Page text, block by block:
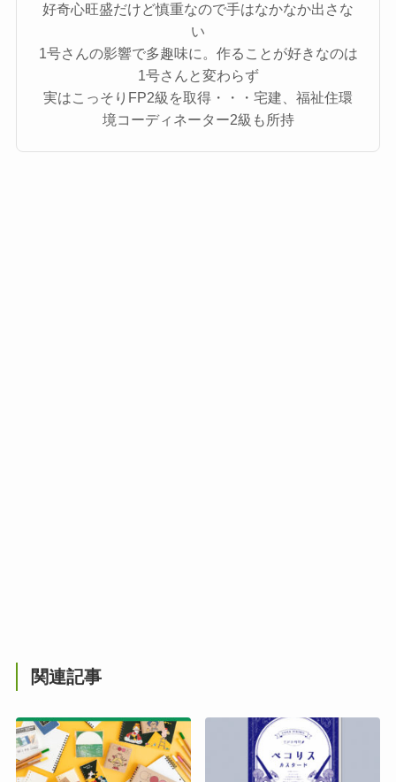
好奇心旺盛だけど慎重なので手はなかなか出さな
い
1号さんの影響で多趣味に。作ることが好きなのは
1号さんと変わらず
実はこっそりFP2級を取得・・・宅建、福祉住環
境コーディネーター2級も所持
関連記事